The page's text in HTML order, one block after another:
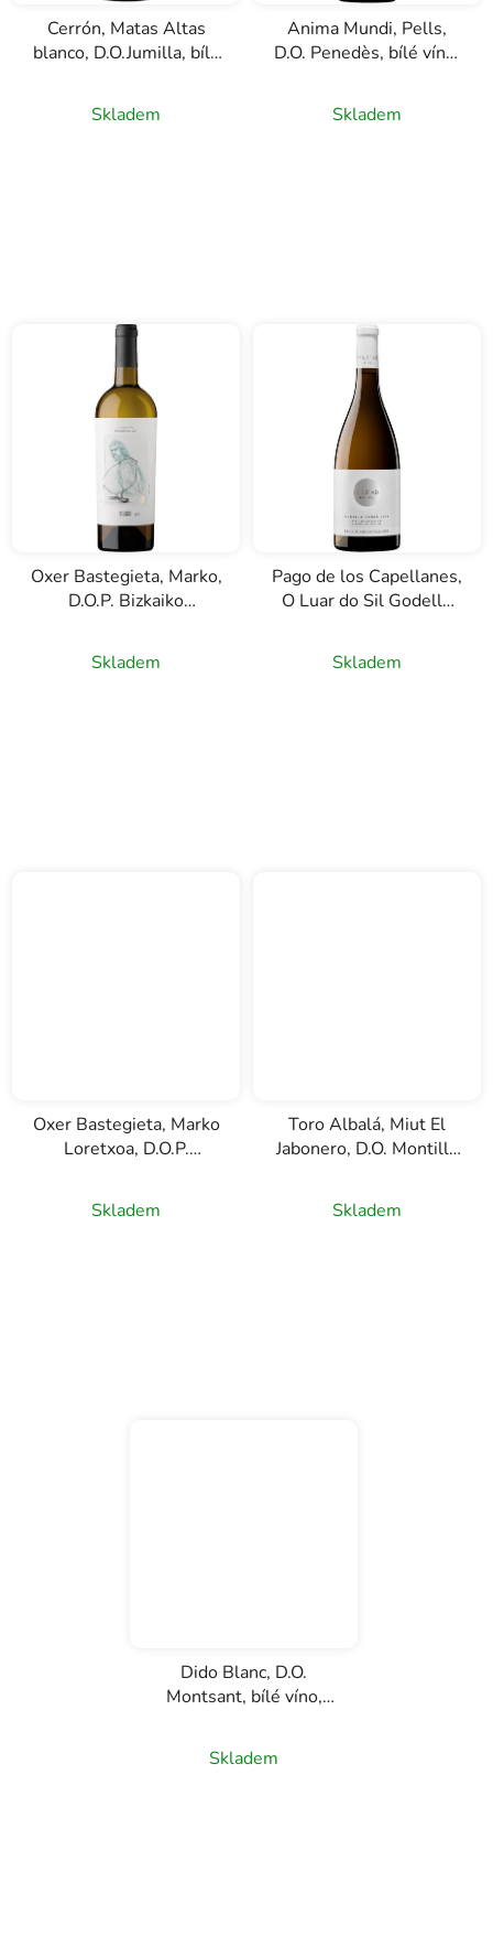
Cerrón, Matas Altas
blanco, D.O.Jumilla, bílé
Skladem
Anima Mundi, Pells,
D.O. Penedès, bílé víno,
Skladem
Oxer Bastegieta, Marko,
D.O.P. Bizkaiko
0,75l
Skladem
Pago de los Capellanes,
O Luar do Sil Godello
Valdeorras, bílé víno,
0,75l
Skladem
Oxer Bastegieta, Marko
Loretxoa, D.O.P.
víno, 0,75l
Skladem
Toro Albalá, Miut El
Jabonero, D.O. Montilla
Skladem
Dido Blanc, D.O.
Montsant, bílé víno,
Skladem